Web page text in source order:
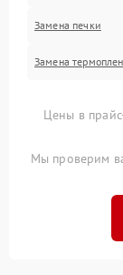
Замена печки
Замена
Цены в
Мы проверим